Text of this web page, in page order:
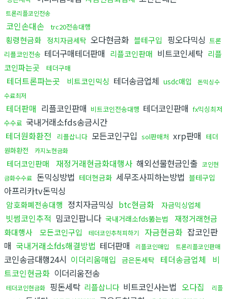
트론리플코인전송
코인손대손 trc20전송대행
횡령현금화 정치자금세탁 오다현금화 블테구입 핑오다믹싱 트론
리플코인전송 테더구매테더판매 리플코인판매 비트코인세탁 리플
코인파는곳
테더구매
테더트론파는곳 비트코인믹싱 테더송금업체 usdc매입
돈믹싱수
수료최저
테더판매 리플코인판매 비트코인전송대행 테더코인판매 fx믹싱최저
수수료 국내거래소fds송금시간
테더원화환전
리플삽니다 모든코인구입 sol판매처 xrp판매 테더
원화환전
카지노현금화
테더코인판매 재정거래현금화대행사 해외선물현금인출 코인현
금화수수료 돈믹싱방법 테더현금화 세무조사피하는방법 블테구입
아프리카tv돈믹싱
암호화폐전송대행 정치자금믹싱 btc현금화 자금믹싱업체
빗썸코인추적 밈코인팝니다 국내거래소fds뚫는법
재정거래현금
화대행사
모든코인구입 테더코인추척피하기 자금현금화 잡코인판
매 국내거래소fds해결방법 테더판매 리플코인매입 트론리플코인판매
코인송금대행24시 이더리움매입 금은돈세탁 테더송금업체
비
트코인현금화 이더리움전송
테더코인현금화 핑돈세탁 리플삽니다 비트코인사는법 오다집
리플